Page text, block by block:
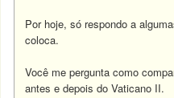
Por hoje, só respondo a
coloca.
Você me pergunta como
antes e depois do Vaticano II.